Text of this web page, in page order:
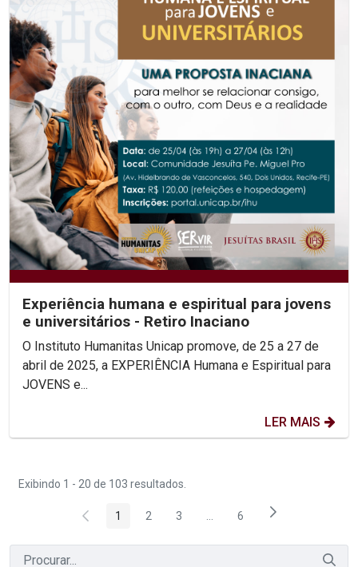
Experiência humana e espiritual para jovens
e universitários - Retiro Inaciano
O Instituto Humanitas Unicap promove, de 25 a 27 de
abril de 2025, a EXPERIÊNCIA Humana e Espiritual para
JOVENS e...
LER MAIS
Exibindo 1 - 20 de 103 resultados.
Página
1 Página
2 Página
3 Páginas intermediárias Usar
Página
6